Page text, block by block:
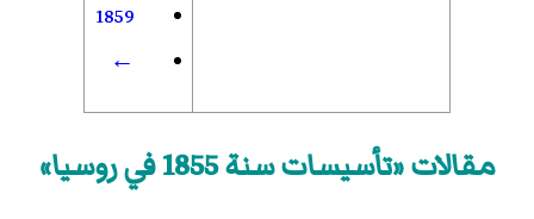
1859
←
مقالات «تأسيسات سنة 1855 في روسيا»